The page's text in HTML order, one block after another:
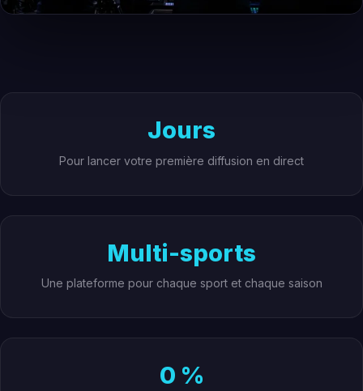
Jours
Pour lancer votre première diffusion en direct
Multi-sports
Une plateforme pour chaque sport et chaque saison
0 %